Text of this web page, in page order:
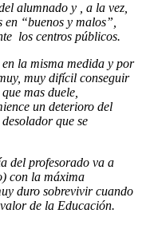
alumnado y , a la vez,
“buenos y malos”,
los centros públicos.
la misma medida y por
muy difícil conseguir
mas duele,
un deterioro del
que se
del profesorado va a
con la máxima
duro sobrevivir cuando
de la Educación.